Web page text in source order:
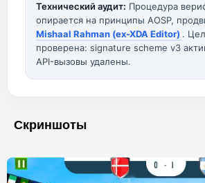
Технический аудит: Процедура
опирается на принципы AOSP,
Mishaal Rahman (ex-XDA Editor) .
проверена: signature scheme v3
API-вызовы удалены.
Скриншоты